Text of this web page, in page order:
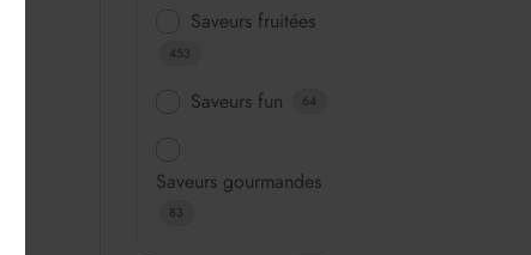
Saveurs fruitées
453
Saveurs fun 64
Saveurs gourmandes
83